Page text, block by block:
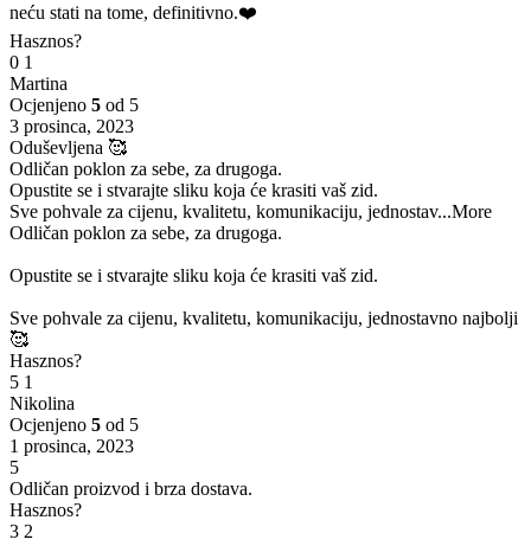
neću stati na tome, definitivno.❤️
Hasznos?
0 1
Martina
Ocjenjeno 5 od 5
3 prosinca, 2023
Oduševljena 🥰
Odličan poklon za sebe, za drugoga.
Opustite se i stvarajte sliku koja će krasiti vaš zid.
Sve pohvale za cijenu, kvalitetu, komunikaciju, jednostav...More
Odličan poklon za sebe, za drugoga.
Opustite se i stvarajte sliku koja će krasiti vaš zid.
Sve pohvale za cijenu, kvalitetu, komunikaciju, jednostavno najbolji
🥰
Hasznos?
5 1
Nikolina
Ocjenjeno 5 od 5
1 prosinca, 2023
5
Odličan proizvod i brza dostava.
Hasznos?
3 2